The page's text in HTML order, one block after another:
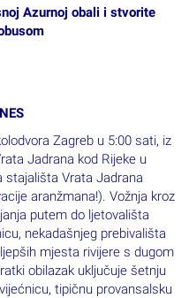
Azurnoj obali i stvorite
Zagreb u 5:00 sati, iz
Jadrana kod Rijeke u
stajališta Vrata Jadrana
aranžmana!). Vožnja kroz
putem do ljetovališta
nekadašnjeg prebivališta
mjesta rivijere s dugom
obilazak uključuje šetnju
tipičnu provansalsku